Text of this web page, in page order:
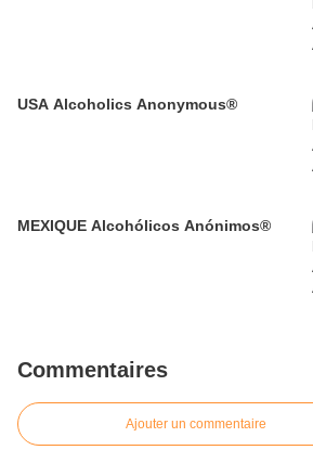
USA Alcoholics Anonymous®
MEXIQUE Alcohólicos Anónimos®
Commentaires
Ajouter un commentaire